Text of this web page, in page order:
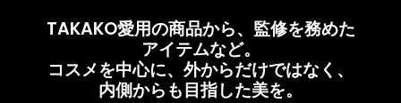
TAKAKO愛用の商品から、監修を務めた
アイテムなど。
コスメを中心に、外からだけではなく、
内側からも目指した美を。